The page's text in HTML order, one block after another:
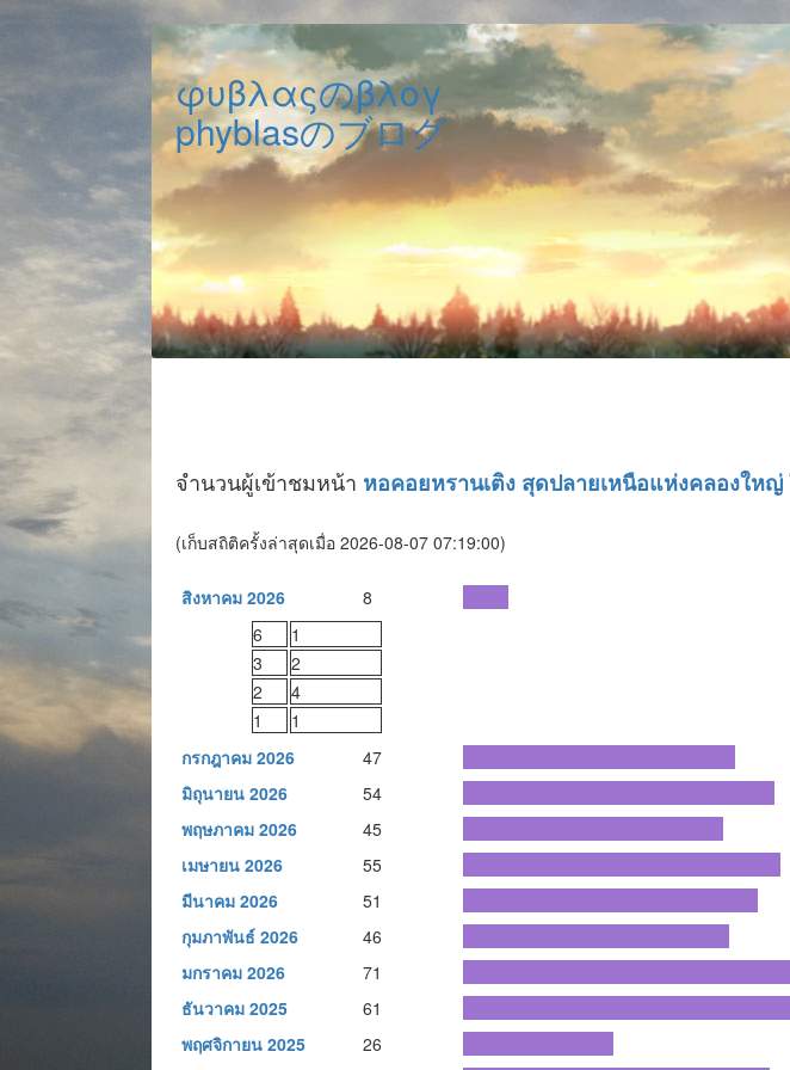
φυβλαςのβλογ
phyblasのブログ
จำนวนผู้เข้าชมหน้า หอคอยหรานเติง สุดปลายเหนือแห่งคลองใหญ่
(เก็บสถิติครั้งล่าสุดเมื่อ 2026-08-07 07:19:00)
สิงหาคม 2026
8
6
1
3
2
2
4
1
1
กรกฎาคม 2026
47
มิถุนายน 2026
54
พฤษภาคม 2026
45
เมษายน 2026
55
มีนาคม 2026
51
กุมภาพันธ์ 2026
46
มกราคม 2026
71
ธันวาคม 2025
61
พฤศจิกายน 2025
26